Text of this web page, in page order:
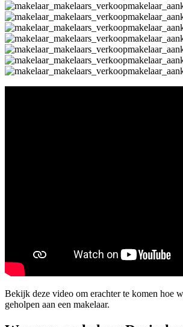
Bekijk deze video om erachter te komen hoe
geholpen aan een makelaar.